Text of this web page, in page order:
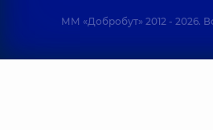
ММ «Добробут» 2012 - 2026.